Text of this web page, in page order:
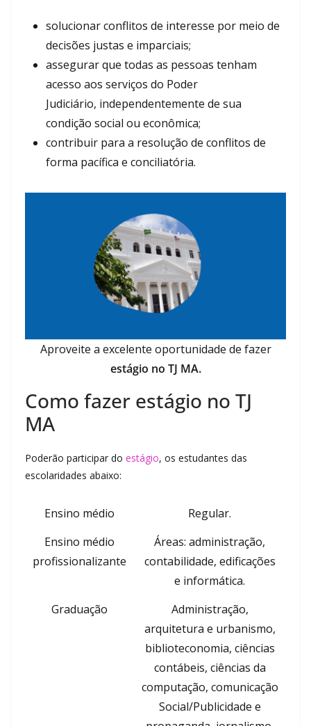
solucionar conflitos de interesse por meio de
decisões justas e imparciais;
assegurar que todas as pessoas tenham
acesso aos serviços do Poder
Judiciário, independentemente de sua
condição social ou econômica;
contribuir para a resolução de conflitos de
forma pacífica e conciliatória.
Aproveite a excelente oportunidade de fazer
estágio no TJ MA.
Como fazer estágio no TJ
MA
Poderão participar do estágio, os estudantes das
escolaridades abaixo:
Ensino médio
Regular.
Ensino médio
profissionalizante
Áreas: administração,
contabilidade, edificações
e informática.
Graduação
Administração,
arquitetura e urbanismo,
biblioteconomia, ciências
contábeis, ciências da
computação, comunicação
Social/Publicidade e